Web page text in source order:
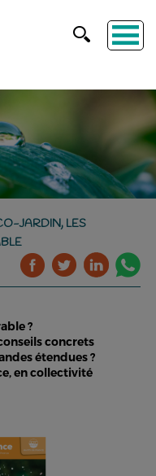
JARDIN, LES
?
concrets
étendues ?
en collectivité